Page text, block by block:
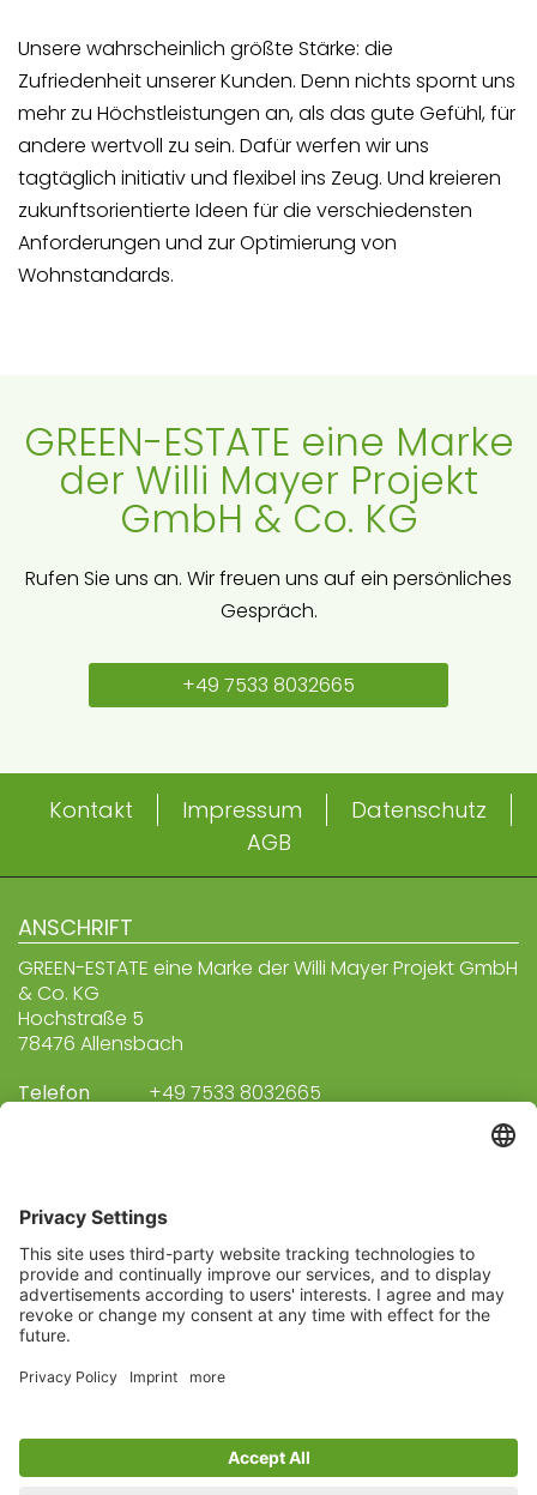
Unsere wahrscheinlich größte Stärke: die
Zufriedenheit unserer Kunden. Denn nichts spornt uns
mehr zu Höchstleistungen an, als das gute Gefühl, für
andere wertvoll zu sein. Dafür werfen wir uns
tagtäglich initiativ und flexibel ins Zeug. Und kreieren
zukunftsorientierte Ideen für die verschiedensten
Anforderungen und zur Optimierung von
Wohnstandards.
GREEN-ESTATE eine Marke
der Willi Mayer Projekt
GmbH & Co. KG
Rufen Sie uns an. Wir freuen uns auf ein persönliches
Gespräch.
+49 7533 8032665
Kontakt Impressum
Datenschutz
AGB
ANSCHRIFT
GREEN-ESTATE eine Marke der Willi Mayer Projekt GmbH
& Co. KG
Hochstraße 5
78476 Allensbach
Telefon
+49 7533 8032665
© 2026 GREEN-ESTATE eine Marke der Willi Mayer Projekt
GmbH & Co. KG
Abonnieren Sie unseren
Newsletter
Melden Sie sich heute kostenlos an und werden
Sie als erster über neue Updates informiert.